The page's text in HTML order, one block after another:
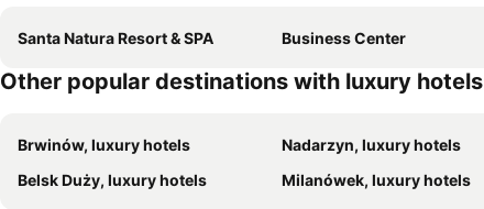
Santa Natura Resort & SPA Business Center
Other popular destinations with luxury hotels
Brwinów, luxury hotels Nadarzyn, luxury hotels
Belsk Duży, luxury hotels
Milanówek, luxury hotels